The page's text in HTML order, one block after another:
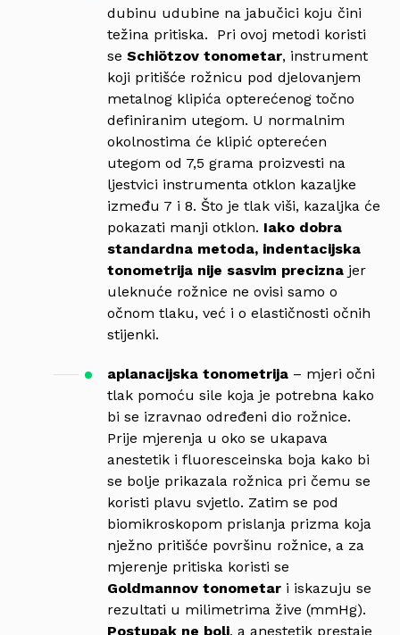
dubinu udubine na jabučici koju čini
težina pritiska. Pri ovoj metodi koristi
se Schiötzov tonometar, instrument
koji pritišće rožnicu pod djelovanjem
metalnog klipića opterećenog točno
definiranim utegom. U normalnim
okolnostima će klipić opterećen
utegom od 7,5 grama proizvesti na
ljestvici instrumenta otklon kazaljke
između 7 i 8. Što je tlak viši, kazaljka će
pokazati manji otklon. Iako dobra
standardna metoda, indentacijska
tonometrija nije sasvim precizna jer
uleknuće rožnice ne ovisi samo o
očnom tlaku, već i o elastičnosti očnih
stijenki.
aplanacijska tonometrija – mjeri očni
tlak pomoću sile koja je potrebna kako
bi se izravnao određeni dio rožnice.
Prije mjerenja u oko se ukapava
anestetik i fluoresceinska boja kako bi
se bolje prikazala rožnica pri čemu se
koristi plavu svjetlo. Zatim se pod
biomikroskopom prislanja prizma koja
nježno pritišće površinu rožnice, a za
mjerenje pritiska koristi se
Goldmannov tonometar i iskazuju se
rezultati u milimetrima žive (mmHg).
Postupak ne boli, a anestetik prestaje